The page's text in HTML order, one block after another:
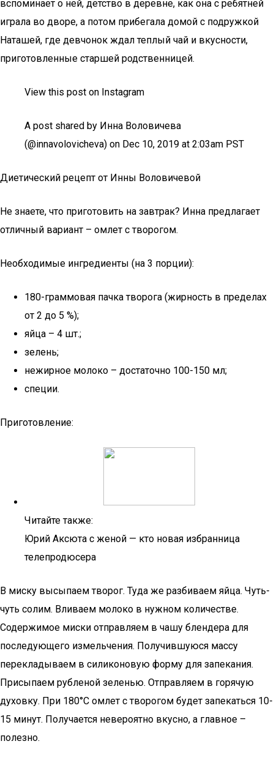
вспоминает о ней, детство в деревне, как она с ребятней
играла во дворе, а потом прибегала домой с подружкой
Наташей, где девчонок ждал теплый чай и вкусности,
приготовленные старшей родственницей.
View this post on Instagram
A post shared by Инна Воловичева
(@innavolovicheva) on Dec 10, 2019 at 2:03am PST
Диетический рецепт от Инны Воловичевой
Не знаете, что приготовить на завтрак? Инна предлагает
отличный вариант – омлет с творогом.
Необходимые ингредиенты (на 3 порции):
180-граммовая пачка творога (жирность в пределах
от 2 до 5 %);
яйца – 4 шт.;
зелень;
нежирное молоко – достаточно 100-150 мл;
специи.
Приготовление:
Читайте также:
Юрий Аксюта с женой — кто новая избранница
телепродюсера
В миску высыпаем творог. Туда же разбиваем яйца. Чуть-
чуть солим. Вливаем молоко в нужном количестве.
Содержимое миски отправляем в чашу блендера для
последующего измельчения. Получившуюся массу
перекладываем в силиконовую форму для запекания.
Присыпаем рубленой зеленью. Отправляем в горячую
духовку. При 180°C омлет с творогом будет запекаться 10-
15 минут. Получается невероятно вкусно, а главное –
полезно.